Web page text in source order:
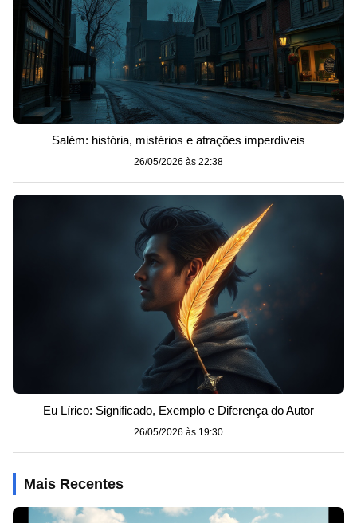
Salém: história, mistérios e atrações imperdíveis
26/05/2026 às 22:38
Eu Lírico: Significado, Exemplo e Diferença do Autor
26/05/2026 às 19:30
Mais Recentes